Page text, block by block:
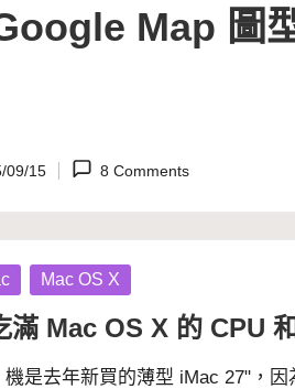
Map 圖
09/15 8 Comments
Mac OS X
Mac OS X 的 CPU
是去年新買的薄型 iMac 27"，